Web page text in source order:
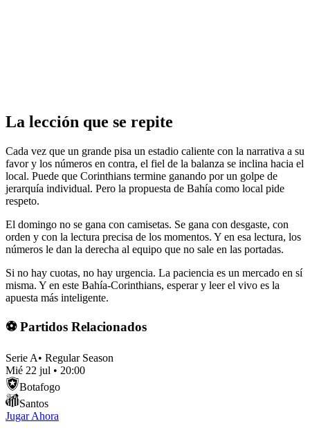
La lección que se repite
Cada vez que un grande pisa un estadio caliente con la narrativa a su
favor y los números en contra, el fiel de la balanza se inclina hacia el
local. Puede que Corinthians termine ganando por un golpe de
jerarquía individual. Pero la propuesta de Bahía como local pide
respeto.
El domingo no se gana con camisetas. Se gana con desgaste, con
orden y con la lectura precisa de los momentos. Y en esa lectura, los
números le dan la derecha al equipo que no sale en las portadas.
Si no hay cuotas, no hay urgencia. La paciencia es un mercado en sí
misma. Y en este Bahía-Corinthians, esperar y leer el vivo es la
apuesta más inteligente.
⚽ Partidos Relacionados
Serie A• Regular Season
Mié 22 jul • 20:00
Botafogo
Santos
Jugar Ahora